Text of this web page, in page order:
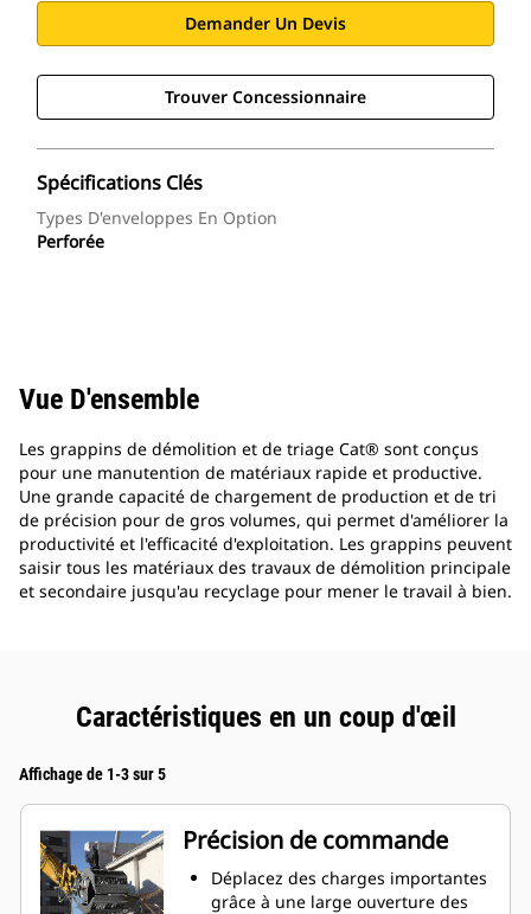
Demander Un Devis
Trouver Concessionnaire
Spécifications Clés
Types D'enveloppes En Option
Perforée
Vue D'ensemble
Les grappins de démolition et de triage Cat® sont conçus
pour une manutention de matériaux rapide et productive.
Une grande capacité de chargement de production et de tri
de précision pour de gros volumes, qui permet d'améliorer la
productivité et l'efficacité d'exploitation. Les grappins peuvent
saisir tous les matériaux des travaux de démolition principale
et secondaire jusqu'au recyclage pour mener le travail à bien.
Caractéristiques en un coup d'œil
Affichage de 1-3 sur 5
Précision de commande
Déplacez des charges importantes
grâce à une large ouverture des